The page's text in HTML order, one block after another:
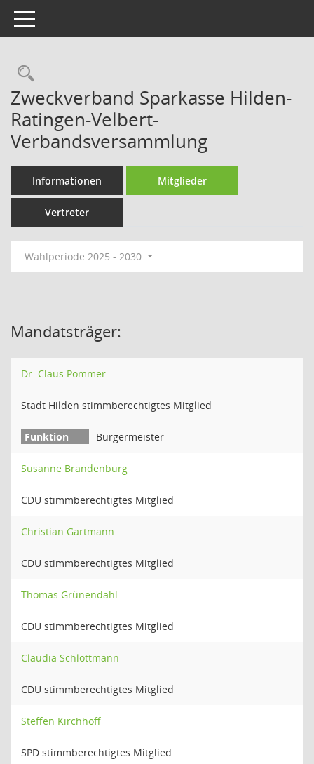
Toggle navigation
Rechercheauswahl
Zweckverband Sparkasse Hilden-
Ratingen-Velbert-
Verbandsversammlung
Informationen Mitglieder
Vertreter
Wahlperiode 2025 - 2030
Mandatsträger:
Dr. Claus Pommer
Stadt Hilden stimmberechtigtes Mitglied
Bürgermeister
Susanne Brandenburg
CDU stimmberechtigtes Mitglied
Christian Gartmann
CDU stimmberechtigtes Mitglied
Thomas Grünendahl
CDU stimmberechtigtes Mitglied
Claudia Schlottmann
CDU stimmberechtigtes Mitglied
Steffen Kirchhoff
SPD stimmberechtigtes Mitglied